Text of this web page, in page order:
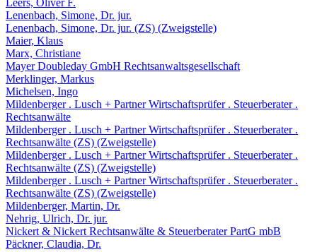
Lenenbach, Simone, Dr. jur.
Lenenbach, Simone, Dr. jur. (ZS) (Zweigstelle)
Maier, Klaus
Marx, Christiane
Mayer Doubleday GmbH Rechtsanwaltsgesellschaft
Merklinger, Markus
Michelsen, Ingo
Mildenberger . Lusch + Partner Wirtschaftsprüfer . Steuerberater .
Rechtsanwälte
Mildenberger . Lusch + Partner Wirtschaftsprüfer . Steuerberater .
Rechtsanwälte (ZS) (Zweigstelle)
Mildenberger . Lusch + Partner Wirtschaftsprüfer . Steuerberater .
Rechtsanwälte (ZS) (Zweigstelle)
Mildenberger . Lusch + Partner Wirtschaftsprüfer . Steuerberater .
Rechtsanwälte (ZS) (Zweigstelle)
Mildenberger, Martin, Dr.
Nehrig, Ulrich, Dr. jur.
Nickert & Nickert Rechtsanwälte & Steuerberater PartG mbB
Päckner, Claudia, Dr.